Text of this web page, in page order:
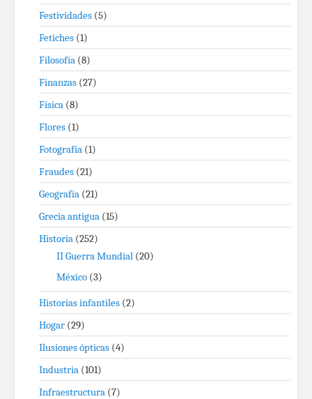
Festividades (5)
Fetiches (1)
Filosofía (8)
Finanzas (27)
Física (8)
Flores (1)
Fotografía (1)
Fraudes (21)
Geografía (21)
Grecia antigua (15)
Historia (252)
II Guerra Mundial (20)
México (3)
Historias infantiles (2)
Hogar (29)
Ilusiones ópticas (4)
Industria (101)
Infraestructura (7)